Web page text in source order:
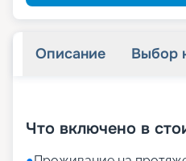
Описание Выбор
Что включено в